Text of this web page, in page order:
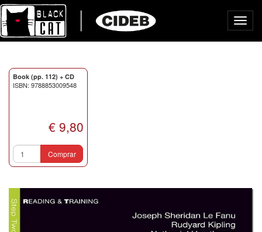
Book (pp. 112) + CD
ISBN: 9788853009548
€ 9,80
Comprar